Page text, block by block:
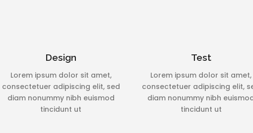
Design
Lorem ipsum dolor sit amet,
consectetuer adipiscing elit, sed
diam nonummy nibh euismod
tincidunt ut
Test
Lorem ipsum dolor sit amet,
consectetuer adipiscing elit,
diam nonummy nibh
tincidunt ut